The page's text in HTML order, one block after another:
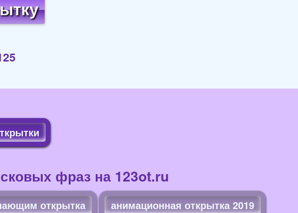
фраз на 123ot.ru
открытка анимационная открытка 2019